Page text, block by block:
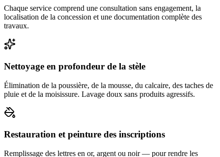
Chaque service comprend une consultation sans engagement, la
localisation de la concession et une documentation complète des
travaux.
Nettoyage en profondeur de la stèle
Élimination de la poussière, de la mousse, du calcaire, des taches de
pluie et de la moisissure. Lavage doux sans produits agressifs.
Restauration et peinture des inscriptions
Remplissage des lettres en or, argent ou noir — pour rendre les